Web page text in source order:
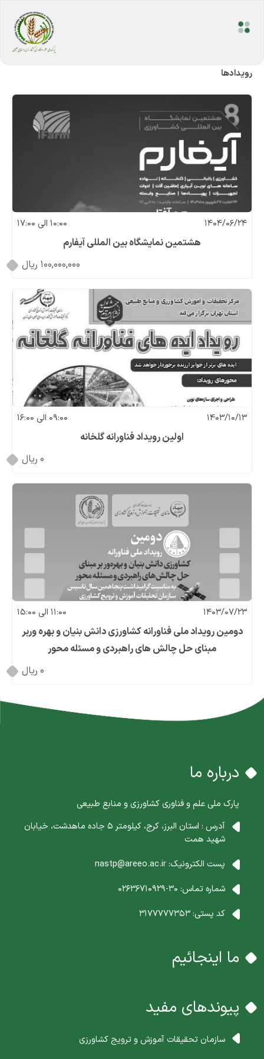
رویداد‌ها
1404/06/24 10:00 الی 17:00
هشتمین نمایشگاه بین المللی آیفارم
100,000,000
1403/10/13 09:00 الی 16:00
اولین رویداد فناورانه گلخانه
0
1403/07/23 11:00 الی 15:00
دومین رویداد ملی فناورانه کشاورزی دانش بنیان و بهره وربر
مبنای حل چالش های راهبردی و مسئله محور
0
درباره ما
پارک ملی علم و فناوری کشاورزی و منابع طبیعی
آدرس : استان البرز، کرج، کیلومتر 5 جاده ماهدشت، خیابان
شهید همت
پست الکترونیک:nastp@areeo.ac.ir
شماره تماس: 30-02636710929
کد پستی:3177777353
ما اینجائیم
پیوندهای مفید
سازمان تحقیقات آموزش و ترویج کشاورزی